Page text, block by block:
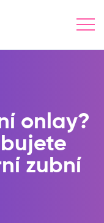
onlay?
zubní